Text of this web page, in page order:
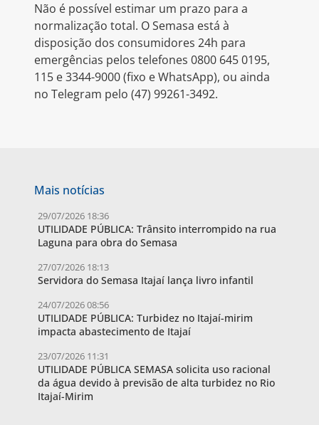
Não é possível estimar um prazo para a
normalização total. O Semasa está à
disposição dos consumidores 24h para
emergências pelos telefones 0800 645 0195,
115 e 3344-9000 (fixo e WhatsApp), ou ainda
no Telegram pelo (47) 99261-3492.
Mais notícias
29/07/2026 18:36
UTILIDADE PÚBLICA: Trânsito interrompido na rua
Laguna para obra do Semasa
27/07/2026 18:13
Servidora do Semasa Itajaí lança livro infantil
24/07/2026 08:56
UTILIDADE PÚBLICA: Turbidez no Itajaí-mirim
impacta abastecimento de Itajaí
23/07/2026 11:31
UTILIDADE PÚBLICA SEMASA solicita uso racional
da água devido à previsão de alta turbidez no Rio
Itajaí-Mirim